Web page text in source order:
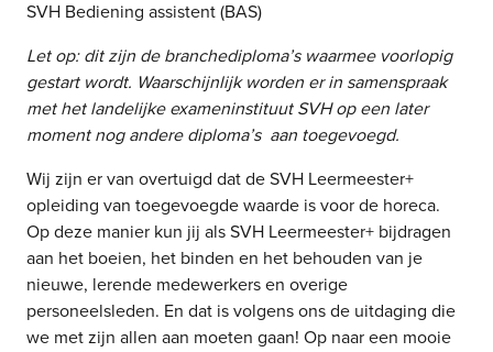
SVH Bediening assistent (BAS)
Let op: dit zijn de branchediploma’s waarmee voorlopig
gestart wordt. Waarschijnlijk worden er in samenspraak
met het landelijke exameninstituut SVH op een later
moment nog andere diploma’s aan toegevoegd.
Wij zijn er van overtuigd dat de SVH Leermeester+
opleiding van toegevoegde waarde is voor de horeca.
Op deze manier kun jij als SVH Leermeester+ bijdragen
aan het boeien, het binden en het behouden van je
nieuwe, lerende medewerkers en overige
personeelsleden. En dat is volgens ons de uitdaging die
we met zijn allen aan moeten gaan! Op naar een mooie